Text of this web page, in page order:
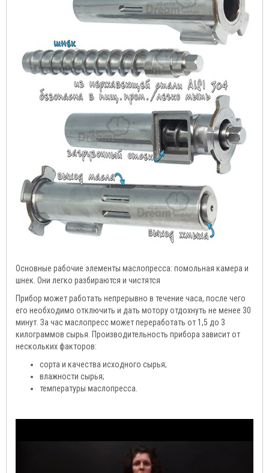
Основные рабочие элементы маслопресса: помольная камера и
шнек. Они легко разбираются и чистятся
Прибор может работать непрерывно в течение часа, после чего
его необходимо отключить и дать мотору отдохнуть не менее 30
минут. За час маслопресс может переработать от 1,5 до 3
килограммов сырья. Производительность прибора зависит от
нескольких факторов:
сорта и качества исходного сырья;
влажности сырья;
температуры маслопресса.